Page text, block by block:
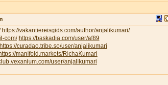
https://vakantiereisgids.com/author/anjalikumari/
com/ https://baskadia.com/user/af89
https://curadao.tribe.so/user/anjalikumari
https://manifold.markets/RichaKumari
user/anjalikumari